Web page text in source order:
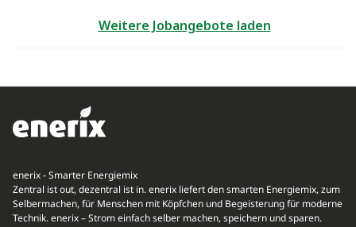
Weitere Jobangebote laden
enerix - Smarter Energiemix
Zentral ist out, dezentral ist in. enerix liefert den smarten Energiemix, zum
Selbermachen, für Menschen mit Köpfchen und Begeisterung für moderne
Technik. enerix – Strom einfach selber machen, speichern und sparen.